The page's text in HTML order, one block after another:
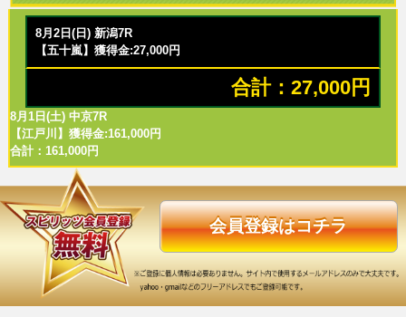
8月2日(日) 新潟7R
【五十嵐】獲得金:27,000円
合計：27,000円
8月1日(土) 中京7R
【江戸川】獲得金:161,000円
合計：161,000円
会員登録はコチラ